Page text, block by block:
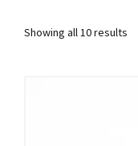
Showing all 10 results